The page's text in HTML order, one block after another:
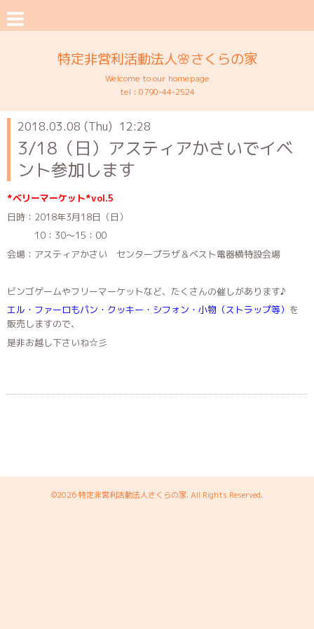
特定非営利活動法人🌸さくらの家
Welcome to our homepage
tel : 0790-44-2524
2018.03.08 (Thu) 12:28
3/18（日）アスティアかさいでイベ
ント参加します
*ベリーマーケット*vol.5
日時：2018年3月18日（日）
10：30～15：00
会場：アスティアかさい センタープラザ＆ベスト電器横特設会場
ビンゴゲームやフリーマーケットなど、たくさんの催しがあります♪
エル・ファーロもパン・クッキー・シフォン・小物（ストラップ等） を
販売しますので、
是非お越し下さいね☆彡
©2026特定非営利活動法人さくらの家. All Rights Reserved.